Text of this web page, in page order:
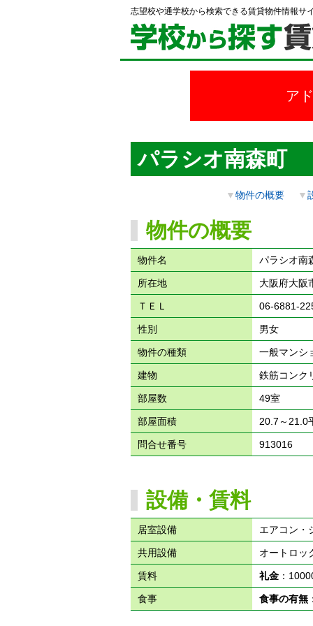
志望校や通学校から検索できる賃貸物件情報サ
ア
パラシオ南森町
▼物件の概要 ▼
物件の概要
物件名 パラシオ南
所在地 大阪府大阪
ＴＥＬ 06-6881-
性別 男女
物件の種類 一般マンシ
建物 鉄筋コン
部屋数 49室
部屋面積 20.7～21.0
問合せ番号 913016
設備・賃料
居室設備 エアコン・
共用設備 オートロッ
賃料 礼金：
食事 食事の有無